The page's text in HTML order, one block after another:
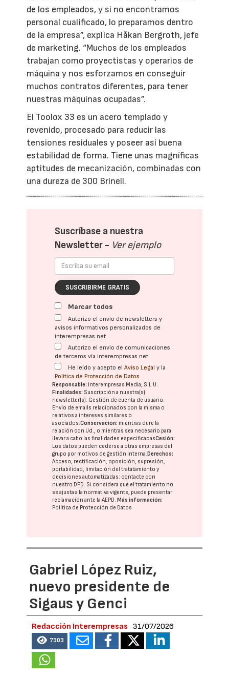
de los empleados, y si no encontramos
personal cualificado, lo preparamos dentro
de la empresa”, explica Håkan Bergroth, jefe
de marketing. “Muchos de los empleados
trabajan como proyectistas y operarios de
máquina y nos esforzamos en conseguir
muchos contratos diferentes, para tener
nuestras máquinas ocupadas”.
El Toolox 33 es un acero templado y
revenido, procesado para reducir las
tensiones residuales y poseer así buena
estabilidad de forma. Tiene unas magníficas
aptitudes de mecanización, combinadas con
una dureza de 300 Brinell.
Suscríbase a nuestra
Newsletter - Ver ejemplo
SUSCRIBIRME GRATIS
Marcar todos
Autorizo el envío de newsletters y
avisos informativos personalizados de
interempresas.net
Autorizo el envío de comunicaciones
de terceros vía interempresas.net
He leído y acepto elAviso Legal y la
Política de Protección de Datos
Responsable: Interempresas Media, S.L.U.
Finalidades: Suscripción a nuestra(s)
newsletter(s). Gestión de cuenta de usuario.
Envío de emails relacionados con la misma o
relativos a intereses similares o
asociados.Conservación: mientras dure la
relación con Ud., o mientras sea necesario para
llevar a cabo las finalidades especificadasCesión:
Los datos pueden cederse a otras empresas del
grupo por motivos de gestión interna.Derechos:
Acceso, rectificación, oposición, supresión,
portabilidad, limitación del tratatamiento y
decisiones automatizadas: contacte con
nuestro DPD. Si considera que el tratamiento no
se ajusta a la normativa vigente, puede presentar
reclamación ante laAEPD.Más información:
Política de Protección de Datos
Gabriel López Ruiz,
nuevo presidente de
Sigaus y Genci
Redacción Interempresas 31/07/2026
7303